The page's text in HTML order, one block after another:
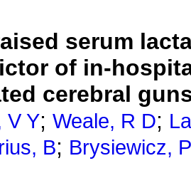
serum
of in-
cerebral
V Y; Weale, R D;
B; Brysiewicz, P